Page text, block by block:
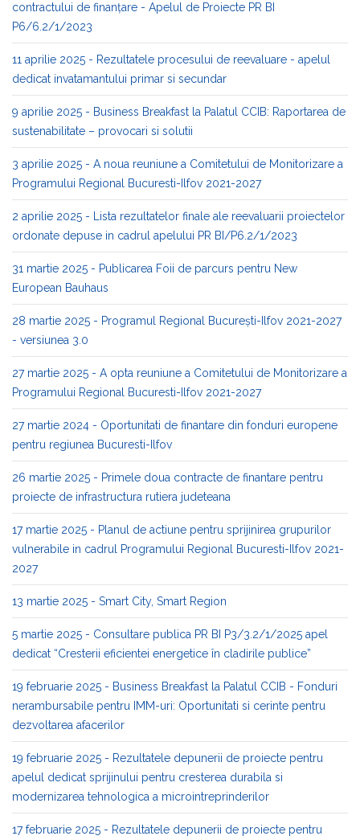
contractului de finanțare - Apelul de Proiecte PR BI
P6/6.2/1/2023
11 aprilie 2025 - Rezultatele procesului de reevaluare - apelul
dedicat invatamantului primar si secundar
9 aprilie 2025 - Business Breakfast la Palatul CCIB: Raportarea de
sustenabilitate – provocari si solutii
3 aprilie 2025 - A noua reuniune a Comitetului de Monitorizare a
Programului Regional Bucuresti-Ilfov 2021-2027
2 aprilie 2025 - Lista rezultatelor finale ale reevaluarii proiectelor
ordonate depuse in cadrul apelului PR BI/P6.2/1/2023
31 martie 2025 - Publicarea Foii de parcurs pentru New
European Bauhaus
28 martie 2025 - Programul Regional București-Ilfov 2021-2027
- versiunea 3.0
27 martie 2025 - A opta reuniune a Comitetului de Monitorizare a
Programului Regional Bucuresti-Ilfov 2021-2027
27 martie 2024 - Oportunitati de finantare din fonduri europene
pentru regiunea Bucuresti-Ilfov
26 martie 2025 - Primele doua contracte de finantare pentru
proiecte de infrastructura rutiera judeteana
17 martie 2025 - Planul de actiune pentru sprijinirea grupurilor
vulnerabile in cadrul Programului Regional Bucuresti-Ilfov 2021-
2027
13 martie 2025 - Smart City, Smart Region
5 martie 2025 - Consultare publica PR BI P3/3.2/1/2025 apel
dedicat “Cresterii eficientei energetice în cladirile publice”
19 februarie 2025 - Business Breakfast la Palatul CCIB - Fonduri
nerambursabile pentru IMM-uri: Oportunitati si cerinte pentru
dezvoltarea afacerilor
19 februarie 2025 - Rezultatele depunerii de proiecte pentru
apelul dedicat sprijinului pentru cresterea durabila si
modernizarea tehnologica a microintreprinderilor
17 februarie 2025 - Rezultatele depunerii de proiecte pentru